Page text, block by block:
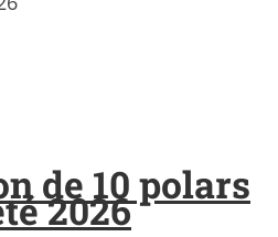
de 10 polars
2026